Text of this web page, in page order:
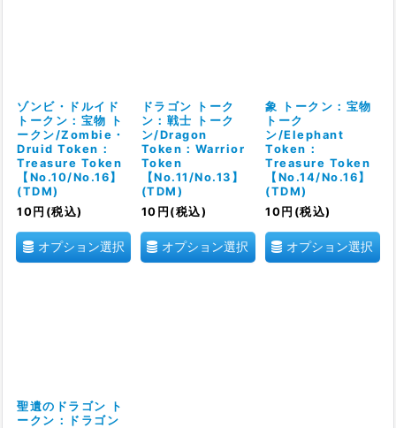
ゾンビ・ドルイド
トークン：宝物 ト
ークン/Zombie・
Druid Token：
Treasure Token
【No.10/No.16】
(TDM)
10 円 (税込)
オプション選択
ドラゴン トーク
ン：戦士 トーク
ン/Dragon
Token：Warrior
Token
【No.11/No.13】
(TDM)
10 円 (税込)
オプション選択
象 トークン：宝物
トーク
ン/Elephant
Token：
Treasure Token
【No.14/No.16】
(TDM)
10 円 (税込)
オプション選択
聖遺のドラゴン ト
ークン：ドラゴン